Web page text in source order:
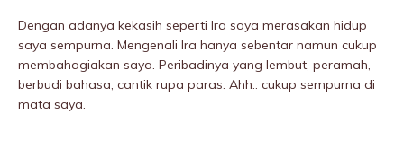
Dengan adanya kekasih seperti Ira saya merasakan hidup
saya sempurna. Mengenali Ira hanya sebentar namun cukup
membahagiakan saya. Peribadinya yang lembut, peramah,
berbudi bahasa, cantik rupa paras. Ahh.. cukup sempurna di
mata saya.